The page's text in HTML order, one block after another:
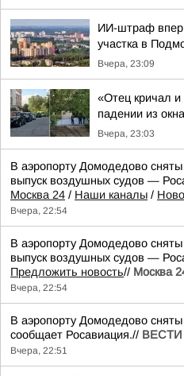
ИИ-штраф
участка в
Вчера, 23:09
«Отец кричал
падении из
Вчера, 23:03
В аэропорту Домодедово
выпуск воздушных судов —
Москва 24 / Наши каналы /
Вчера, 22:54
В аэропорту Домодедово
выпуск воздушных судов —
Предложить новость// Москва
Вчера, 22:54
В аэропорту Домодедово сняты
сообщает Росавиация.// ВЕСТИ
Вчера, 22:51